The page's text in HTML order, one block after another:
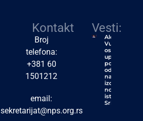
Kontakt
Broj
telefona:
+381 60
1501212
email:
sekretarijat@nps.org.rs
Vesti:
Aleksić:
Vučić će
ostati
upamćen
po jednoj
od
najvećih
izdaja u
novijoj
istoriji
Srbije